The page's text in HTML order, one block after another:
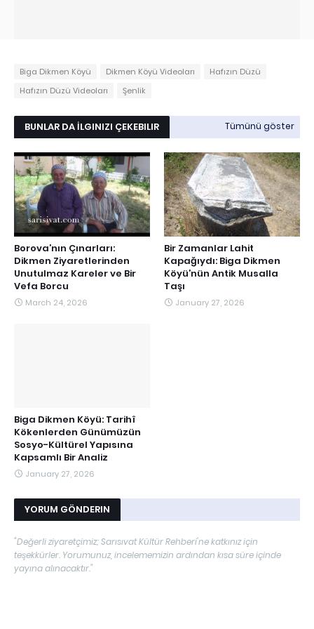
Biga Dikmen Köyü Dikmen Köyü Videoları
Hafızın Düzü
Hafızın Düzü Videoları
Şenlik
BUNLAR DA İLGINIZI ÇEKEBILIR Tümünü göster
Borova’nın Çınarları:
Dikmen Ziyaretlerinden
Unutulmaz Kareler ve Bir
Vefa Borcu
March 24, 2026
Bir Zamanlar Lahit
Kapağıydı: Biga Dikmen
Köyü’nün Antik Musalla
Taşı
January 27, 2026
Biga Dikmen Köyü: Tarihî
Kökenlerden Günümüzün
Sosyo-Kültürel Yapısına
Kapsamlı Bir Analiz
January 27, 2026
YORUM GÖNDERIN
"Değerli ziyaretçimiz; Sarısıvat Kültür Rehberi'ne katkınız için
teşekkürler. Yorumunuz, incelememizin ardından kısa süre içinde
yayına alınacaktır."